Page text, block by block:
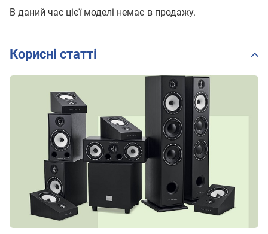
В даний час цієї моделі немає в продажу.
Корисні статті